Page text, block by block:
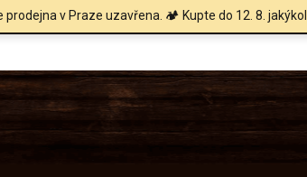
prodejna v Praze uzavřena. 🏕️ Kupte do 12. 8.